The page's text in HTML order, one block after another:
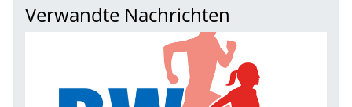
Verwandte Nachrichten